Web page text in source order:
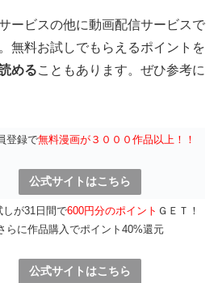
ービスの他に動画配信サービスで
無料お試しでもらえるポイントを
めることもあります。ぜひ参考に
登録で無料漫画が３０００作品以上！！
公式サイトはこちら
しが31日間で600円分のポイント ＧＥＴ！
らに作品購入でポイント40%還元
公式サイトはこちら